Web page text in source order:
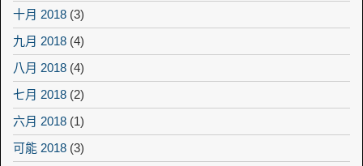
十月 2018 (3)
九月 2018 (4)
八月 2018 (4)
七月 2018 (2)
六月 2018 (1)
可能 2018 (3)